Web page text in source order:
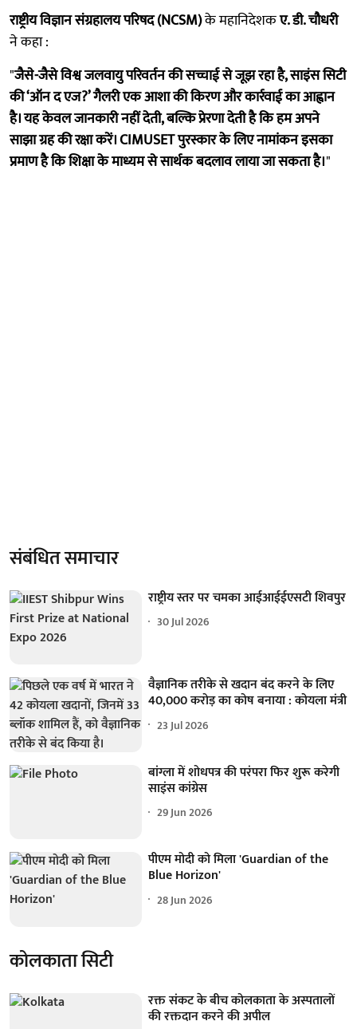
राष्ट्रीय विज्ञान संग्रहालय परिषद (NCSM)के महानिदेशकए. डी. चौधरी
ने कहा :
"जैसे-जैसे विश्व जलवायु परिवर्तन की सच्चाई से जूझ रहा है, साइंस सिटी
की ‘ऑन द एज?’ गैलरी एक आशा की किरण और कार्रवाई का आह्वान
है। यह केवल जानकारी नहीं देती, बल्कि प्रेरणा देती है कि हम अपने
साझा ग्रह की रक्षा करें। CIMUSET पुरस्कार के लिए नामांकन इसका
प्रमाण है कि शिक्षा के माध्यम से सार्थक बदलाव लाया जा सकता है।"
संबंधित समाचार
राष्ट्रीय स्तर पर चमका आईआईईएसटी शिवपुर
30 Jul 2026
वैज्ञानिक तरीके से खदान बंद करने के लिए
40,000 करोड़ का कोष बनाया : कोयला मंत्री
23 Jul 2026
बांग्ला में शोधपत्र की परंपरा फिर शुरू करेगी
साइंस कांग्रेस
29 Jun 2026
पीएम मोदी को मिला 'Guardian of the
Blue Horizon'
28 Jun 2026
कोलकाता सिटी
रक्त संकट के बीच कोलकाता के अस्पतालों
की रक्तदान करने की अपील